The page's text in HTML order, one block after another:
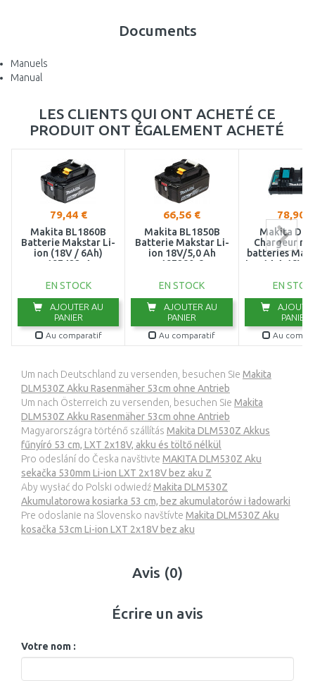
Documents
Manuels
Manual
LES CLIENTS QUI ONT ACHETÉ CE
PRODUIT ONT ÉGALEMENT ACHETÉ
79,44 €
Makita BL1860B
Batterie Makstar Li-
ion (18V / 6Ah)
197422-4
EN STOCK
AJOUTER AU
PANIER
Au comparatif
66,56 €
Makita BL1850B
Batterie Makstar Li-
ion 18V/5,0 Ah
197280-8
EN STOCK
AJOUTER AU
PANIER
Au comparatif
78,90 €
Makita
Chargeur
batteries
Ion 14,4-18V,
EN
PANIER
Au
Um nach Deutschland zu versenden, besuchen Sie Makita
DLM530Z Akku Rasenmäher 53cm ohne Antrieb
Um nach Österreich zu versenden, besuchen Sie Makita
DLM530Z Akku Rasenmäher 53cm ohne Antrieb
Magyarországra történő szállítás Makita DLM530Z Akkus
fűnyíró 53 cm, LXT 2x18V, akku és töltő nélkül
Pro odeslání do Česka navštivte MAKITA DLM530Z Aku
sekačka 530mm Li-ion LXT 2x18V bez aku Z
Aby wysłać do Polski odwiedźMakita DLM530Z
Akumulatorowa kosiarka 53 cm, bez akumulatorów i ładowarki
Pre odoslanie na Slovensko navštívte Makita DLM530Z Aku
kosačka 53cm Li-ion LXT 2x18V bez aku
Avis (0)
Écrire un avis
Votre nom :